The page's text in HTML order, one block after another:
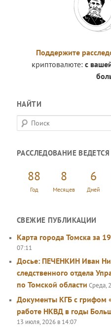
Поддержите
криптовалюте: с
НАЙТИ
П
о
с
РАССЛЕДОВАНИЕ ВЕДЕТСЯ
88
Год
8
Месяцев
6
Дней
СВЕЖИЕ ПУБЛИКАЦИИ
Карта города Томска за
07:11
Досье: ПЕЧЕНКИН Иван
следственного отдела
по Томской области Среда,
Документы КГБ с грифом
работе НКВД в годы
13 июля, 2026 в 14:07